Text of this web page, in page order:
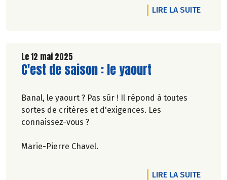
forages, piraterie, inactions politiques, la
fondatrice de l’association-phareBLOOMtrace un
Propos recueillis par Gaïa Mugler-Thouvenin.
LIRE LA SUITEDE
Le 12 mai 2025
Lire la suite de l'article
C'est de saison : le yaourt
Banal, le yaourt ? Pas sûr ! Il répond à toutes
sortes de critères et d'exigences. Les
connaissez-vous ?
Marie-Pierre Chavel.
LIRE LA SUITEDE